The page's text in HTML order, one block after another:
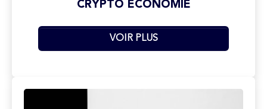
CRYPTO ÉCONOMIE
VOIR PLUS